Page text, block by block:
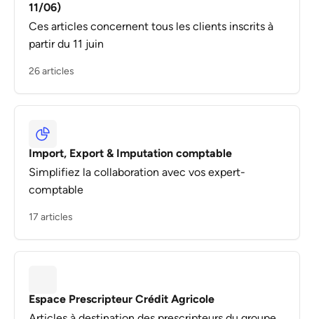
11/06)
Ces articles concernent tous les clients inscrits à
partir du 11 juin
26 articles
Import, Export & Imputation comptable
Simplifiez la collaboration avec vos expert-
comptable
17 articles
Espace Prescripteur Crédit Agricole